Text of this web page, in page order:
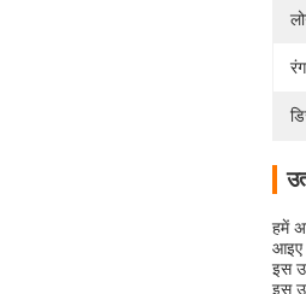
हमें
आइए
इस
इस